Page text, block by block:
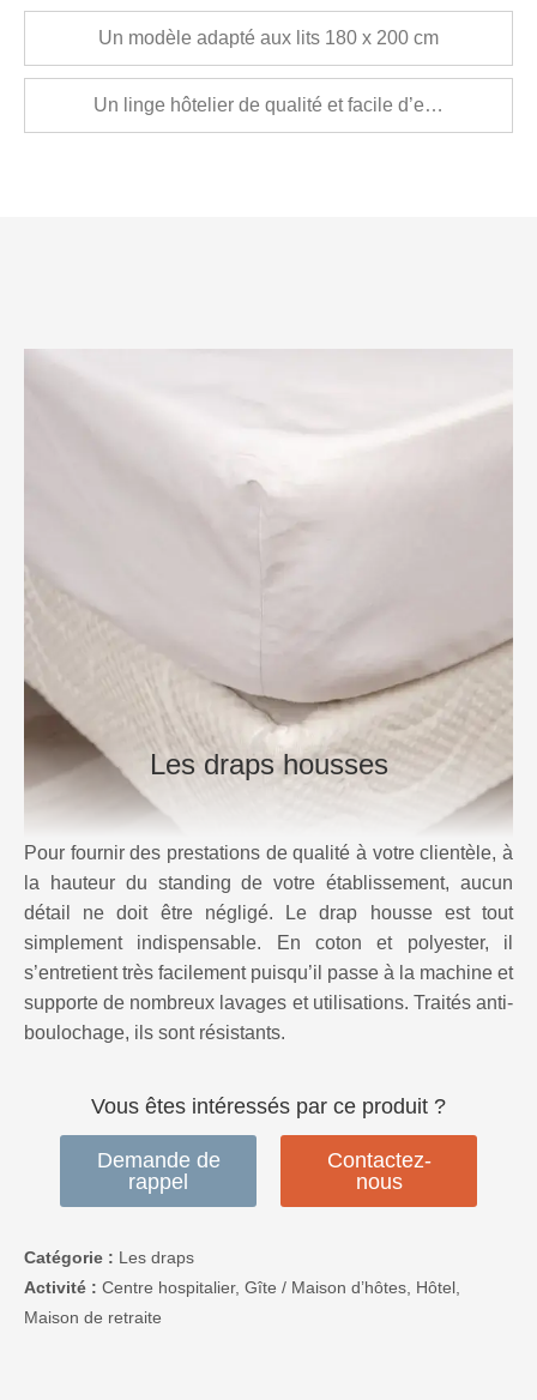
Un modèle adapté aux lits 180 x 200 cm
Un linge hôtelier de qualité et facile d’entretien
Les draps housses
Pour fournir des prestations de qualité à votre clientèle, à
la hauteur du standing de votre établissement, aucun
détail ne doit être négligé. Le drap housse est tout
simplement indispensable. En coton et polyester, il
s’entretient très facilement puisqu’il passe à la machine et
supporte de nombreux lavages et utilisations. Traités anti-
boulochage, ils sont résistants.
Vous êtes intéressés par ce produit ?
Demande de
rappel
Contactez-
nous
Catégorie : Les draps
Activité : Centre hospitalier, Gîte / Maison d’hôtes, Hôtel,
Maison de retraite